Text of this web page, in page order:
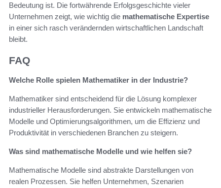
Bedeutung ist. Die fortwährende Erfolgsgeschichte vieler
Unternehmen zeigt, wie wichtig die mathematische Expertise
in einer sich rasch verändernden wirtschaftlichen Landschaft
bleibt.
FAQ
Welche Rolle spielen Mathematiker in der Industrie?
Mathematiker sind entscheidend für die Lösung komplexer
industrieller Herausforderungen. Sie entwickeln mathematische
Modelle und Optimierungsalgorithmen, um die Effizienz und
Produktivität in verschiedenen Branchen zu steigern.
Was sind mathematische Modelle und wie helfen sie?
Mathematische Modelle sind abstrakte Darstellungen von
realen Prozessen. Sie helfen Unternehmen, Szenarien